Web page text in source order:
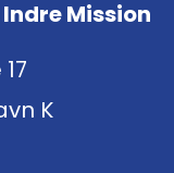
Mission
K